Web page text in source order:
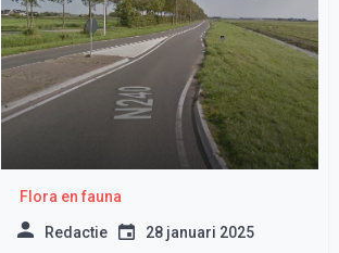
Flora en fauna
Redactie 28 januari 2025